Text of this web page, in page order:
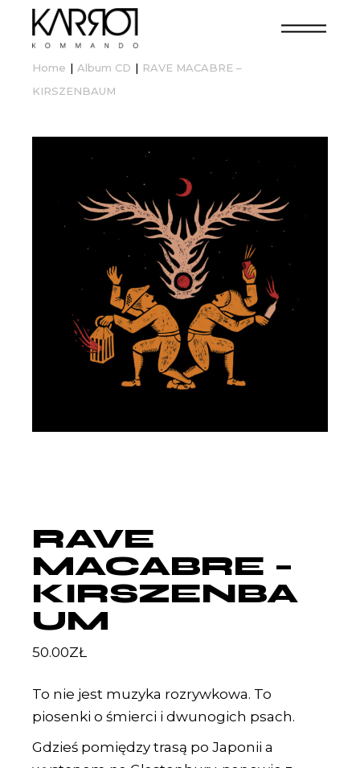
Home Album CD
RAVE MACABRE –
KIRSZENBAUM
RAVE
MACABRE –
KIRSZENBA
UM
50.00ZŁ
To nie jest muzyka rozrywkowa. To
piosenki o śmierci i dwunogich psach.
Gdzieś pomiędzy trasą po Japonii a